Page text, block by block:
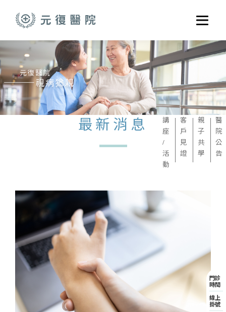
選單
關於元復
就醫指南
醫學門診
醫療養護服務 最新消息
講
座
/
活
動
客
戶
見
證
親
子
共
學
醫
院
公
告
門診
時間
線上
掛號